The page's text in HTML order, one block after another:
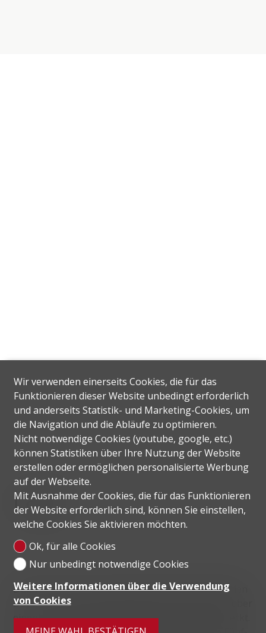
Lage
Dubai Marina, eine der beliebtesten Wohngegenden
Dubais, ist eine lebendige Gemeinschaft, die sich über
einen drei Kilometer langen Küstenstreifen erstreckt.
Wir verwenden einerseits Cookies, die für das
Funktionieren dieser Website unbedingt erforderlich
und anderseits Statistik- und Marketing-Cookies, um
die Navigation und die Abläufe zu optimieren.
Nicht notwendige Cookies (youtube, google, etc.)
können Statistiken über Ihre Nutzung der Website
erstellen oder ermöglichen personalisierte Werbung
auf der Webseite.
Mit Ausnahme der Cookies, die für das Funktionieren
der Website erforderlich sind, können Sie einstellen,
welche Cookies Sie aktivieren möchten.
Ok, für alle Cookies
Nur unbedingt notwendige Cookies
Weitere Informationen über die Verwendung
von Cookies